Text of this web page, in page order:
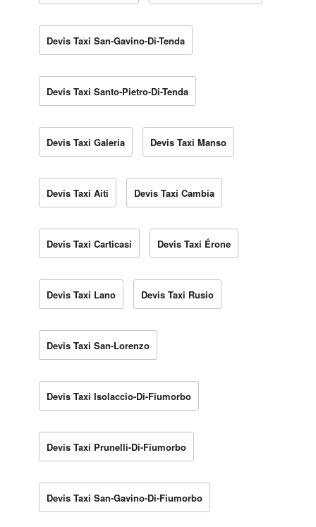
Devis Taxi San-Gavino-Di-Tenda
Devis Taxi Santo-Pietro-Di-Tenda
Devis Taxi Galeria Devis Taxi Manso
Devis Taxi Aiti Devis Taxi Cambia
Devis Taxi Carticasi Devis Taxi Érone
Devis Taxi Lano Devis Taxi Rusio
Devis Taxi San-Lorenzo
Devis Taxi Isolaccio-Di-Fiumorbo
Devis Taxi Prunelli-Di-Fiumorbo
Devis Taxi San-Gavino-Di-Fiumorbo